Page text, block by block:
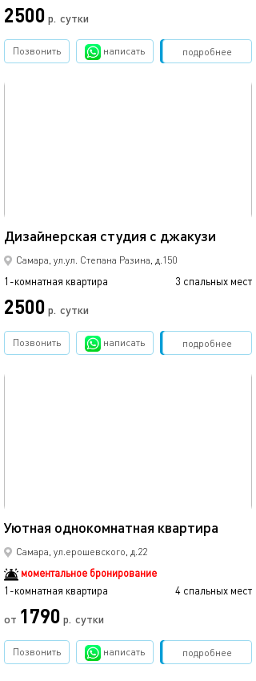
2500 р. сутки
подробнее
Позвонить написать Забронировать
Дизайнерская студия с джакузи
Самара, ул.ул. Степана Разина, д.150
1-комнатная квартира 3 спальных мест
2500 р. сутки
подробнее
Позвонить написать Забронировать
Уютная однокомнатная квартира
Самара, ул.ерошевского, д.22
моментальное бронирование
1-комнатная квартира
4 спальных мест
от 1790 р. сутки
подробнее
Позвонить написать Забронировать